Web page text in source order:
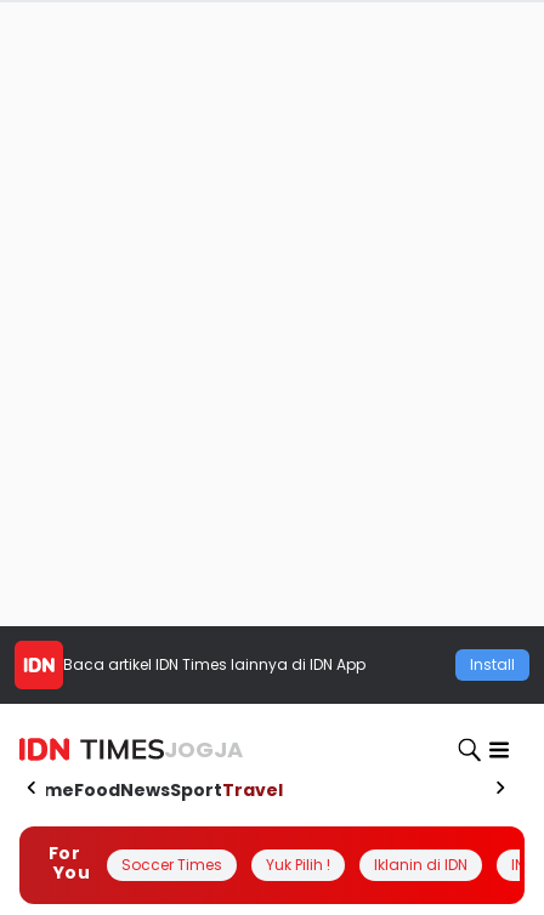
Baca artikel IDN Times lainnya di IDN App Install
JOGJA
HomeFoodNewsSportTravel
For
You
Soccer Times Yuk Pilih ! Iklanin di IDN